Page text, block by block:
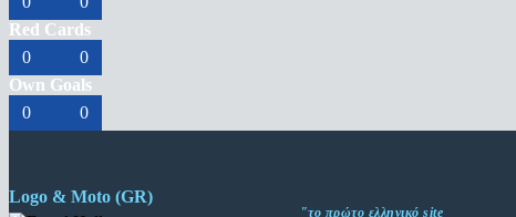
Red Cards
0
0
Own Goals
0
0
Logo & Moto (GR)
"το πρώτο ελληνικό site